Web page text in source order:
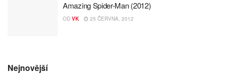
Amazing Spider-Man (2012)
OD VK 25 ČERVNA, 2012
Nejnovější